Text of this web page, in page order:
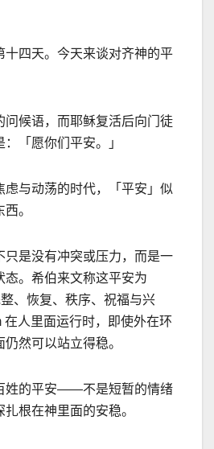
十四天。今天来谈对齐神的平
问候语，而耶稣复活后向门徒
「愿你们平安。」
虑与动荡的时代，「平安」似
。
只是没有冲突或压力，而是一
态。希伯来文称这平安为
、恢复、秩序、祝福与兴
在人里面运行时，即使外在环
然可以站立得稳。
姓的平安——不是短暂的情绪
根在神里面的安稳。